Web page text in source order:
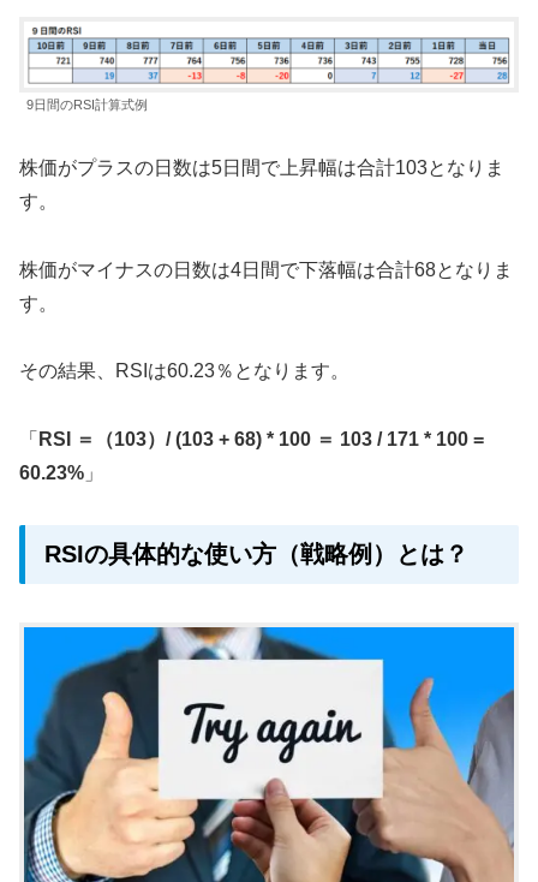
9日間のRSI計算式例
株価がプラスの日数は5日間で上昇幅は合計103となりま
す。
株価がマイナスの日数は4日間で下落幅は合計68となりま
す。
その結果、RSIは60.23％となります。
「 RSI ＝（103）/ (103 + 68) * 100 ＝ 103 / 171 * 100 =
60.23% 」
RSIの具体的な使い方（戦略例）とは？